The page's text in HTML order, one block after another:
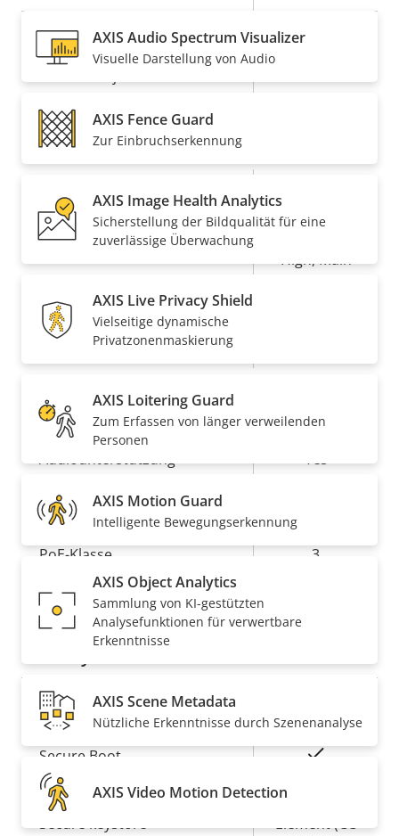
Objektivanschluss
Komprimierung
Eigentumsbeschreibung Eigentumswert
Zipstream
High, Main
H.265
Audio
Eigentumsbeschreibung Eigentumswert
Audiounterstützung Yes
Netzwerk
Eigentumsbeschreibung Eigentumswert
PoE-Klasse 3
Drahtlos
Eigentumsbeschreibung
Signiertes OS
Secure Boot Ja
Secure keystore
Element (CC
AXIS Audio Spectrum Visualizer
Visuelle Darstellung von Audio
AXIS Fence Guard
Zur Einbruchserkennung
AXIS Image Health Analytics
Sicherstellung der Bildqualität für eine
zuverlässige Überwachung
AXIS Live Privacy Shield
Vielseitige dynamische
Privatzonenmaskierung
AXIS Loitering Guard
Zum Erfassen von länger verweilenden
Personen
AXIS Motion Guard
Intelligente Bewegungserkennung
AXIS Object Analytics
Sammlung von KI-gestützten
Analysefunktionen für verwertbare
Erkenntnisse
AXIS Scene Metadata
Nützliche Erkenntnisse durch Szenenanalyse
AXIS Video Motion Detection